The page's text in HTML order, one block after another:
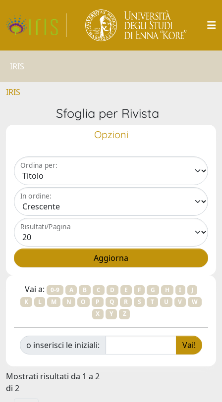
IRIS
IRIS
Sfoglia per Rivista
Opzioni
Ordina per:
In ordine:
Risultati/Pagina
Vai a: 0-9 A B C D E F G H I
J
K
L M N O P Q R S T U V
W
X
Y Z
o inserisci le iniziali:
Mostrati risultati da 1 a 2
di 2